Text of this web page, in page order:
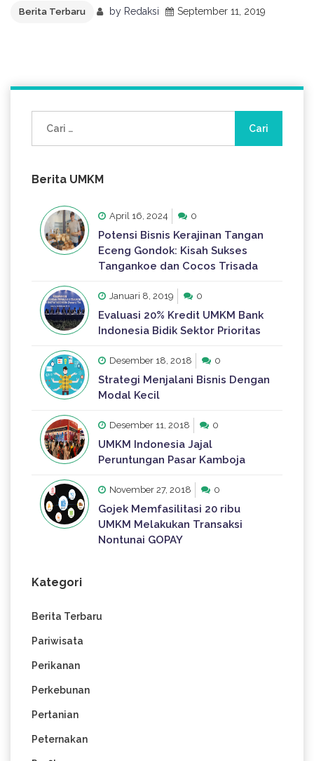
Berita Terbaru by Redaksi September 11, 2019
untuk:
Berita UMKM
April 16, 2024 0
Potensi Bisnis Kerajinan Tangan
Eceng Gondok: Kisah Sukses
Tangankoe dan Cocos Trisada
Januari 8, 2019 0
Evaluasi 20% Kredit UMKM Bank
Indonesia Bidik Sektor Prioritas
Desember 18, 2018 0
Strategi Menjalani Bisnis Dengan
Modal Kecil
Desember 11, 2018 0
UMKM Indonesia Jajal
Peruntungan Pasar Kamboja
November 27, 2018 0
Gojek Memfasilitasi 20 ribu
UMKM Melakukan Transaksi
Nontunai GOPAY
Kategori
Berita Terbaru
Pariwisata
Perikanan
Perkebunan
Pertanian
Peternakan